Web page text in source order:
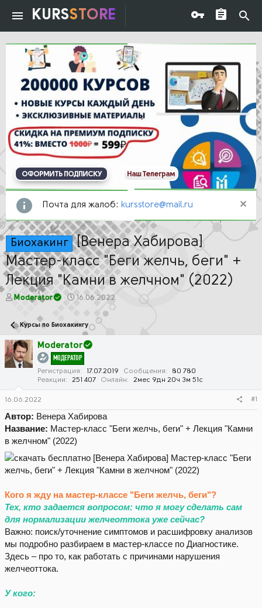
KURSSTORE
ОФОРМИТЬ ПОДПИСКУ Наш Телеграм
Почта для жалоб: kursstore@mail.ru
Биохакинг [Венера Хабирова]
Мастер-класс "Беги желчь, беги" +
Лекция "Камни в желчном" (2022)
А
о
р
т
е
Moderator
Д
а
а
ч
а
л
а
16.06.2022
Курсы по Биохакингу
Moderator
МОДЕРАТОР
Регистрация 17.07.2019 Сообщения
80 780
Реакции
251 407 Онлайн 2мес 9дн 20ч 3м 51с
16.06.2022 #1
Автор: Венера Хабирова
Название: Мастер-класс "Беги желчь, беги" + Лекция "Камни
в желчном" (2022)
Кого я жду на мастер-классе "Беги желчь, беги"?
Тех, кто задается вопросом: что я могу сделать сам
для нормализации желчеоттока уже сейчас?
Важно: поиск/уточнение симптомов и расшифровку анализов
мы подробно разбираем в мастер-классе по Диагностике.
Здесь – про то, как работать с причинами нарушения
желчеоттока.
У кого: